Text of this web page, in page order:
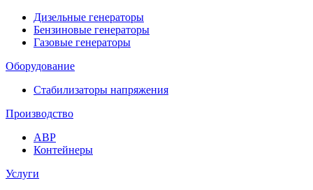
Дизельные генераторы
Бензиновые генераторы
Газовые генераторы
Оборудование
Стабилизаторы напряжения
Производство
АВР
Контейнеры
Услуги